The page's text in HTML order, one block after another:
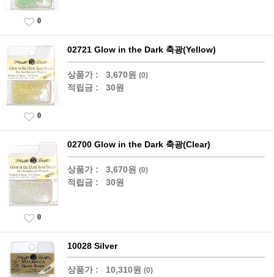
0
02721 Glow in the Dark 축광(Yellow)
상품가 : 3,670원 (0)
적립금 : 30원
0
02700 Glow in the Dark 축광(Clear)
상품가 : 3,670원 (0)
적립금 : 30원
0
10028 Silver
상품가 : 10,310원 (0)